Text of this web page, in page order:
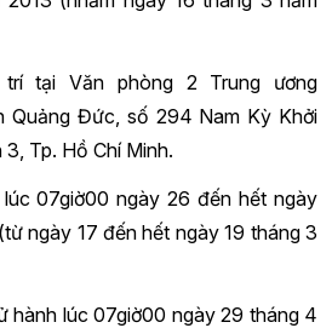
tại Văn phòng 2 Trung ương
Quảng Đức, số 294 Nam Kỳ Khởi
Tp. Hồ Chí Minh.
07giờ00 ngày 26 đến hết ngày
ngày 17 đến hết ngày 19 tháng 3
hành lúc 07giờ00 ngày 29 tháng 4